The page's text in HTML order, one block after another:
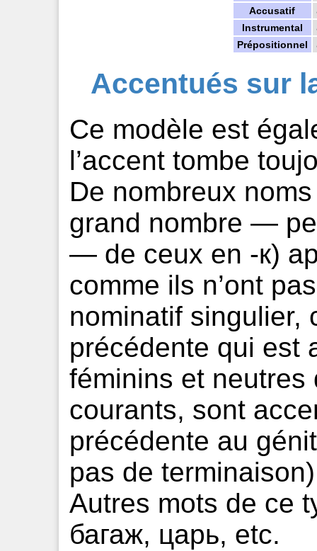
Accusatif
Instrumental
Prépositionnel
Accentués sur
Ce modèle est
l’accent tombe
De nombreux
grand nombre ­—
— de ceux en -к)
comme ils n’ont
nominatif singulier,
précédente qui est
féminins et neutres
courants, sont
précédente au
pas de
Autres mots de ce
багаж, царь, etc.